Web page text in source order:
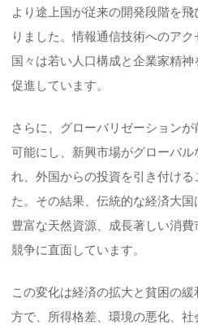
より途上国が従来の開発段階を
りました。情報通信技術へのア
国々は若い人口構成と企業家精
促進しています。
さらに、グローバリゼーション
可能にし、新興市場がグローバ
れ、外国からの投資を引き付け
た。その結果、伝統的な経済大国
豊富な天然資源、成長著しい消
競争に直面しています。
この変化は経済の拡大と貧困の
方で、所得格差、環境の悪化、社